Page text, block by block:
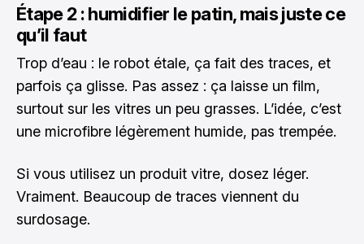
Étape 2 : humidifier le patin, mais juste ce
qu’il faut
Trop d’eau : le robot étale, ça fait des traces, et
parfois ça glisse. Pas assez : ça laisse un film,
surtout sur les vitres un peu grasses. L’idée, c’est
une microfibre légèrement humide, pas trempée.
Si vous utilisez un produit vitre, dosez léger.
Vraiment. Beaucoup de traces viennent du
surdosage.